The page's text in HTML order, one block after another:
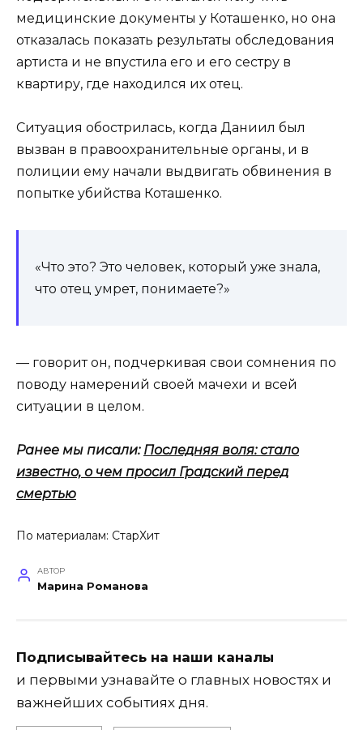
медицинские документы у Коташенко, но она
отказалась показать результаты обследования
артиста и не впустила его и его сестру в
квартиру, где находился их отец.
Ситуация обострилась, когда Даниил был
вызван в правоохранительные органы, и в
полиции ему начали выдвигать обвинения в
попытке убийства Коташенко.
«Что это? Это человек, который уже знала,
что отец умрет, понимаете?»
— говорит он, подчеркивая свои сомнения по
поводу намерений своей мачехи и всей
ситуации в целом.
Ранее мы писали: Последняя воля: стало
известно, о чем просил Градский перед
смертью
По материалам: СтарХит
АВТОР
Марина Романова
Подписывайтесь на наши каналы
и первыми узнавайте о главных новостях и
важнейших событиях дня.